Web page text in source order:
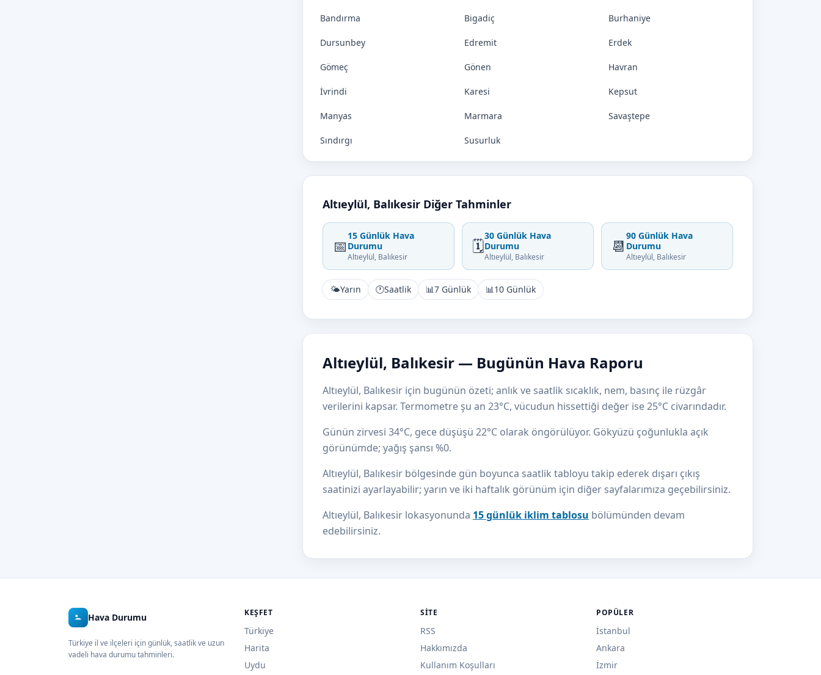
Bandırma Bigadiç Burhaniye
Dursunbey Edremit Erdek
Gömeç Gönen Havran
İvrindi Karesi Kepsut
Manyas Marmara Savaştepe
Sındırgı Susurluk
Altıeylül, Balıkesir Diğer Tahminler
📅
15 Günlük Hava
Durumu
Altıeylül, Balıkesir
🗓️
30 Günlük Hava
Durumu
Altıeylül, Balıkesir
📆
90 Günlük Hava
Durumu
Altıeylül, Balıkesir
🌤️Yarın 🕐Saatlik 📊7 Günlük 📊10 Günlük
Altıeylül, Balıkesir — Bugünün Hava Raporu
Altıeylül, Balıkesir için bugünün özeti; anlık ve saatlik sıcaklık, nem, basınç ile rüzgâr
verilerini kapsar. Termometre şu an 23°C, vücudun hissettiği değer ise 25°C civarındadır.
Günün zirvesi 34°C, gece düşüşü 22°C olarak öngörülüyor. Gökyüzü çoğunlukla açık
görünümde; yağış şansı %0.
Altıeylül, Balıkesir bölgesinde gün boyunca saatlik tabloyu takip ederek dışarı çıkış
saatinizi ayarlayabilir; yarın ve iki haftalık görünüm için diğer sayfalarımıza geçebilirsiniz.
Altıeylül, Balıkesir lokasyonunda 15 günlük iklim tablosu bölümünden devam
edebilirsiniz.
Hava Durumu
Türkiye il ve ilçeleri için günlük, saatlik ve uzun
vadeli hava durumu tahminleri.
KEŞFET
Türkiye
Harita
Uydu
SITE
RSS
Hakkımızda
Kullanım Koşulları
POPÜLER
İstanbul
Ankara
İzmir